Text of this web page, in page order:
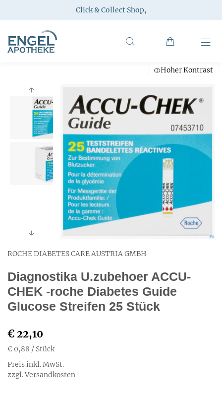
Click & Collect Shop,
Hoher Kontrast
ROCHE DIABETES CARE AUSTRIA GMBH
Diagnostika U.zubehoer ACCU-
CHEK -roche Diabetes Guide
Glucose Streifen 25 Stück
€ 22,10
€ 0,88 / Stück
Preis inkl. MwSt.
zzgl. Versandkosten